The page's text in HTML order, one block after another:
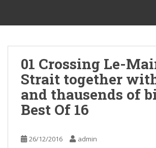
i
01 Crossing Le-
Strait together
and thausends of
Best Of 16
26/12/2016 admin